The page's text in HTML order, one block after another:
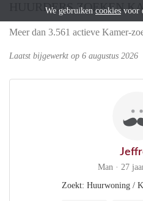
HUURDERS ZOEKEN
Meer dan 3.561 actieve Kamer-
Laatst bijgewerkt op 6 augustus 2026
Man · 27
Zoekt: Huurwoning /
We gebruiken cookies voor